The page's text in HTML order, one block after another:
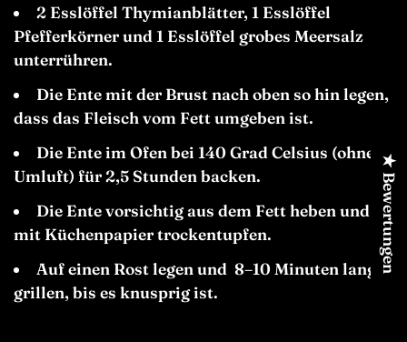
2 Esslöffel Thymianblätter, 1 Esslöffel
Pfefferkörner und 1 Esslöffel grobes Meersalz
unterrühren.
Die Ente mit der Brust nach oben so hin legen,
dass das Fleisch vom Fett umgeben ist.
Die Ente im Ofen bei 140 Grad Celsius (ohne
Umluft) für 2,5 Stunden backen.
Die Ente vorsichtig aus dem Fett heben und
mit Küchenpapier trockentupfen.
Auf einen Rost legen und 8–10 Minuten lang
grillen, bis es knusprig ist.
★ Bewertungen